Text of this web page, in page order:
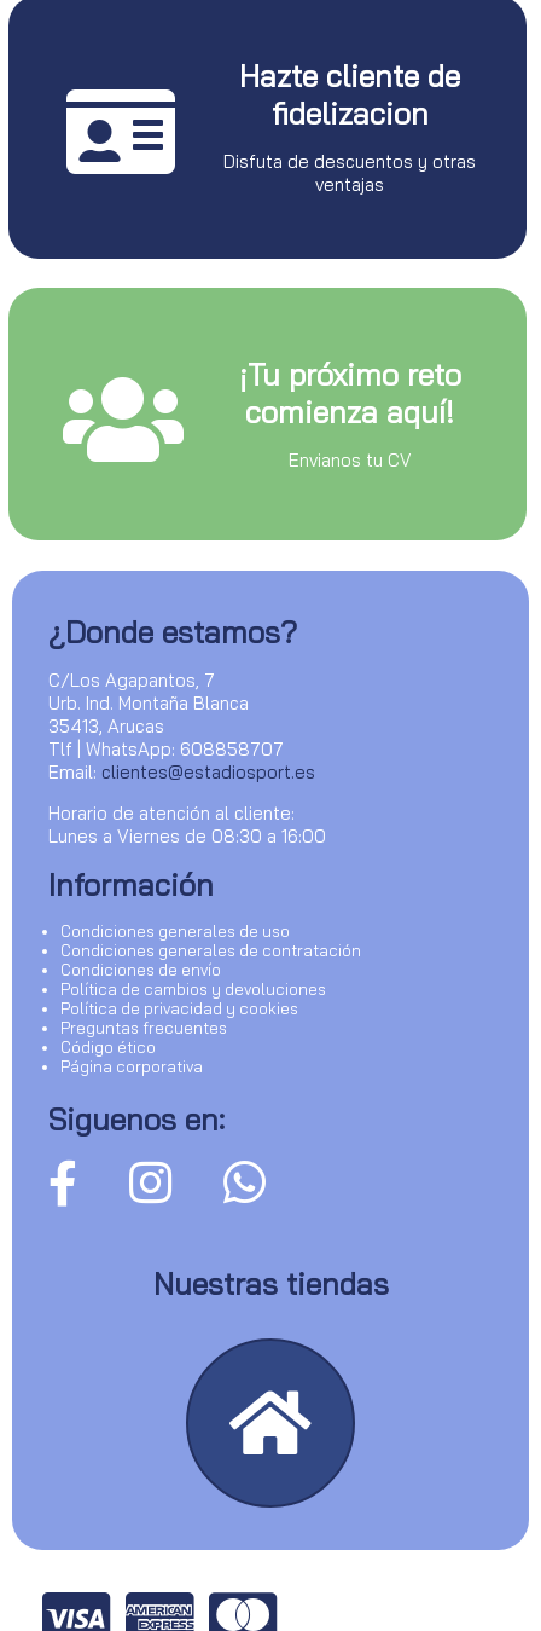
Hazte cliente de
fidelizacion
Disfuta de descuentos y otras
ventajas
¡Tu próximo reto
comienza aquí!
Envianos tu CV
¿Donde estamos?
C/Los Agapantos, 7
Urb. Ind. Montaña Blanca
35413, Arucas
Tlf | WhatsApp: 608858707
Email: clientes@estadiosport.es
Horario de atención al cliente:
Lunes a Viernes de 08:30 a 16:00
Información
Condiciones generales de uso
Condiciones generales de contratación
Condiciones de envío
Política de cambios y devoluciones
Política de privacidad y cookies
Preguntas frecuentes
Código ético
Página corporativa
Siguenos en:
Nuestras tiendas